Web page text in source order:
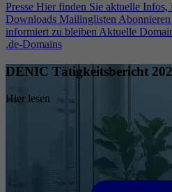
Presse Hier finden Sie aktuelle Infos,
Downloads Mailinglisten
informiert zu bleiben Aktuelle
.de-Domains
DENIC Tätigkeitsbericht
Hier lesen